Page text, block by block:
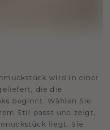
wird in einer
die die
beginnt. Wählen Sie
Stil passt und zeigt,
liegt. Sie